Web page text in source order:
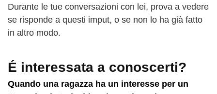
Durante le tue conversazioni con lei, prova a vedere
se risponde a questi imput, o se non lo ha già fatto
in altro modo.
É interessata a conoscerti?
Quando una ragazza ha un interesse per un